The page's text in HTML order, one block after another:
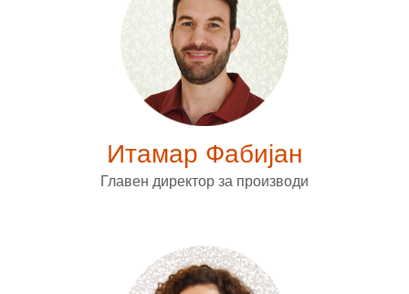
Итамар Фабијан
Главен директор за производи